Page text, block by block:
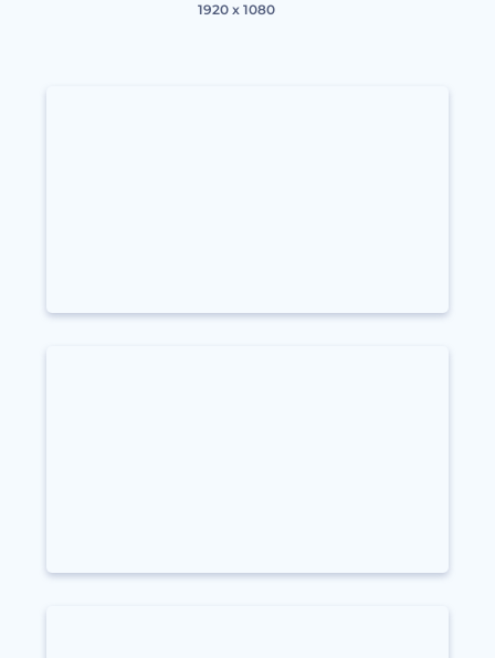
1920 x 1080